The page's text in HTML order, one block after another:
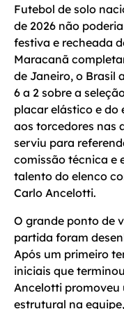
Futebol de solo
de 2026 não
festiva e recheada
Maracanã
de Janeiro, o Brasil
6 a 2 sobre a
placar elástico e do
aos torcedores nas
serviu para
comissão técnica e
talento do elenco
Carlo Ancelotti.
O grande ponto de
partida foram
Após um primeiro
iniciais que
Ancelotti promoveu
estrutural na